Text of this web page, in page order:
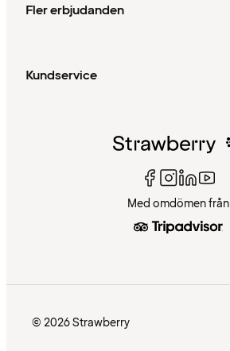
Fler erbjudanden
Kundservice
Med omdömen från
© 2026 Strawberry